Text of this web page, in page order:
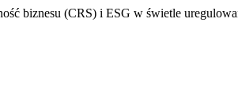
biznesu (CRS) i ESG w świetle